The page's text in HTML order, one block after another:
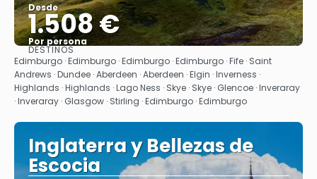
Desde
1.508 €
Por persona
Ver
DESTINOS
Edimburgo · Edimburgo · Edimburgo · Edimburgo · Fife · Saint
Andrews · Dundee · Aberdeen · Aberdeen · Elgin · Inverness ·
Highlands · Highlands · Lago Ness · Skye · Skye · Glencoe · Inveraray
· Inveraray · Glasgow · Stirling · Edimburgo · Edimburgo
Inglaterra y Bellezas de
Escocia